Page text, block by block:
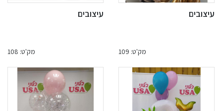
עיצובים
מק'ט: 109
עיצובים
מק'ט: 108